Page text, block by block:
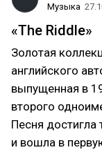
Музыка
«The Riddle»
Золотая
английского
выпущенная в
второго
Песня достигла
и вошла в